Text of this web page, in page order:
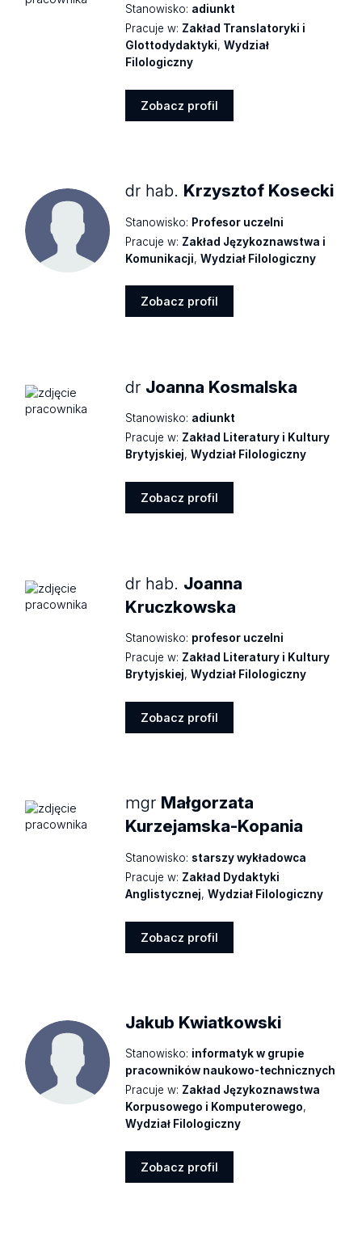
Stanowisko: adiunkt
Pracuje w: Zakład Translatoryki i
Glottodydaktyki,Wydział
Filologiczny
Zobacz profil
dr hab. Krzysztof Kosecki
Stanowisko: Profesor uczelni
Pracuje w: Zakład Językoznawstwa i
Komunikacji,Wydział Filologiczny
Zobacz profil
dr Joanna Kosmalska
Stanowisko: adiunkt
Pracuje w: Zakład Literatury i Kultury
Brytyjskiej,Wydział Filologiczny
Zobacz profil
dr hab. Joanna
Kruczkowska
Stanowisko: profesor uczelni
Pracuje w: Zakład Literatury i Kultury
Brytyjskiej,Wydział Filologiczny
Zobacz profil
mgr Małgorzata
Kurzejamska-Kopania
Stanowisko: starszy wykładowca
Pracuje w: Zakład Dydaktyki
Anglistycznej,Wydział Filologiczny
Zobacz profil
Jakub Kwiatkowski
Stanowisko: informatyk w grupie
pracowników naukowo-technicznych
Pracuje w: Zakład Językoznawstwa
Korpusowego i Komputerowego,
Wydział Filologiczny
Zobacz profil